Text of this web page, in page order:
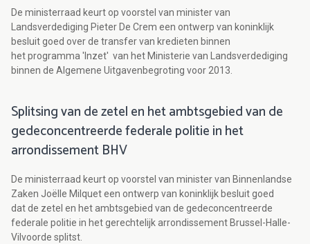
De ministerraad keurt op voorstel van minister van
Landsverdediging Pieter De Crem een ontwerp van koninklijk
besluit goed over de transfer van kredieten binnen
het programma 'Inzet' van het Ministerie van Landsverdediging
binnen de Algemene Uitgavenbegroting voor 2013.
Splitsing van de zetel en het ambtsgebied van de
gedeconcentreerde federale politie in het
arrondissement BHV
De ministerraad keurt op voorstel van minister van Binnenlandse
Zaken Joëlle Milquet een ontwerp van koninklijk besluit goed
dat de zetel en het ambtsgebied van de gedeconcentreerde
federale politie in het gerechtelijk arrondissement Brussel-Halle-
Vilvoorde splitst.